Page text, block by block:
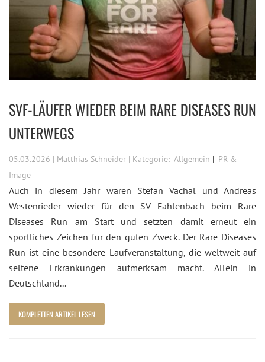
SVF-LÄUFER WIEDER BEIM RARE DISEASES RUN
UNTERWEGS
05.03.2026 | Matthias Schneider | Kategorie: Allgemein
PR &
Image
Auch in diesem Jahr waren Stefan Vachal und Andreas
Westenrieder wieder für den SV Fahlenbach beim Rare
Diseases Run am Start und setzten damit erneut ein
sportliches Zeichen für den guten Zweck. Der Rare Diseases
Run ist eine besondere Laufveranstaltung, die weltweit auf
seltene Erkrankungen aufmerksam macht. Allein in
Deutschland...
KOMPLETTEN ARTIKEL LESEN